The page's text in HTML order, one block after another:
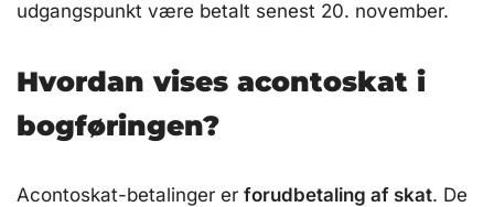
udgangspunkt være betalt senest 20. november.
Hvordan vises acontoskat i
bogføringen?
Acontoskat-betalinger er forudbetaling af skat. De